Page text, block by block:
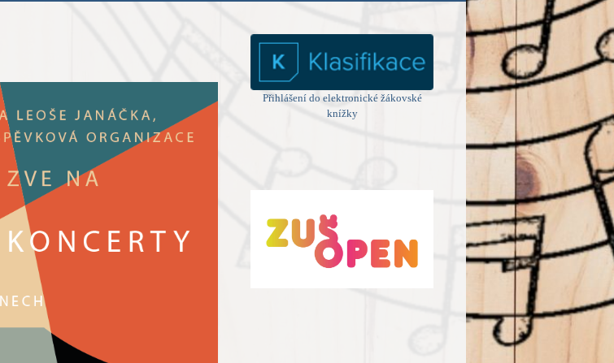
Přihlášení do elektronické žákovské
knížky